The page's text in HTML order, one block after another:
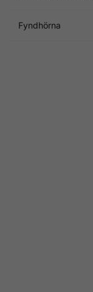
Fyndhörna